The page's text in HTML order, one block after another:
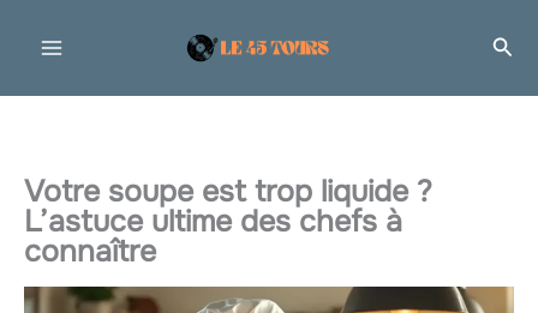
Votre soupe est trop liquide ?
L’astuce ultime des chefs à
connaître